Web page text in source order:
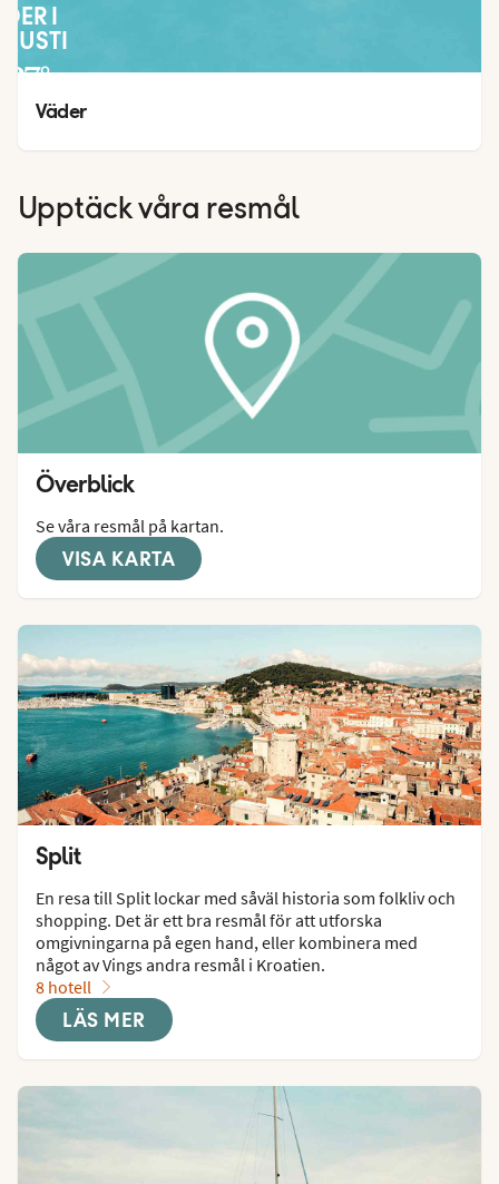
I
27°
19°
Väder
Upptäck våra resmål
Överblick
Se våra resmål på kartan.
VISA KARTA
Split
En resa till Split lockar med såväl historia som folkliv och
shopping. Det är ett bra resmål för att utforska
omgivningarna på egen hand, eller kombinera med
något av Vings andra resmål i Kroatien.
8 hotell
LÄS MER